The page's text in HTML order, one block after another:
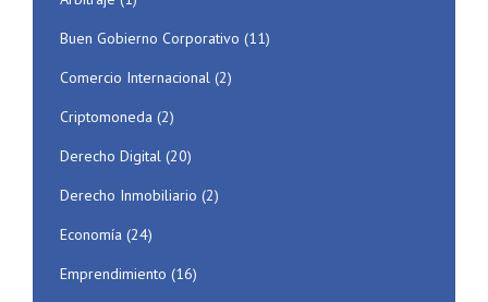
Buen Gobierno Corporativo (11)
Comercio Internacional (2)
Criptomoneda (2)
Derecho Digital (20)
Derecho Inmobiliario (2)
Economía (24)
Emprendimiento (16)